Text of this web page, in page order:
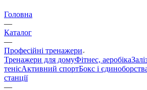
Головна
—
Каталог
—
Професійні тренажери
Тренажери для домуФітнес, аеробіка
тенісАктивний спортБокс і
станції
—